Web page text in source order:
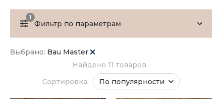
1
Фильтр по параметрам
Выбрано: Bau Master
Найдено 11 товаров
Сортировка:
По популярности